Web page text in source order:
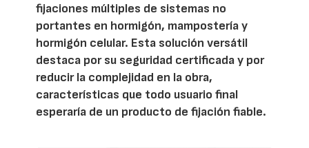
fijaciones múltiples de sistemas no
portantes en hormigón, mampostería y
hormigón celular. Esta solución versátil
destaca por su seguridad certificada y por
reducir la complejidad en la obra,
características que todo usuario final
esperaría de un producto de fijación fiable.